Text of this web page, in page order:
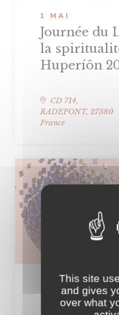
1 MAI
Journée du
la
Huperíôn
CD 714,
RADEPONT, 27380
France
18 AVRIL
Festival du
This site
and gives
over what